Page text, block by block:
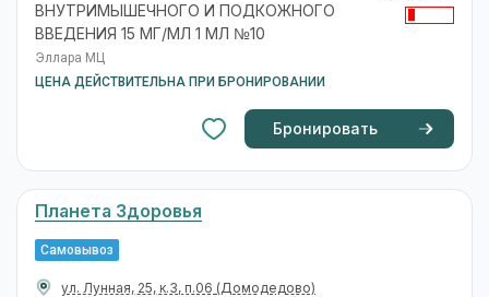
ВНУТРИМЫШЕЧНОГО И ПОДКОЖНОГО
ВВЕДЕНИЯ 15 МГ/МЛ 1 МЛ №10
Эллара МЦ
ЦЕНА ДЕЙСТВИТЕЛЬНА ПРИ БРОНИРОВАНИИ
Бронировать
Планета Здоровья
Самовывоз
ул. Лунная, 25, к.3, п.06 (Домодедово)